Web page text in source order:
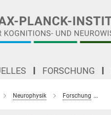
FORSCHUNG
Neurophysik Forschung